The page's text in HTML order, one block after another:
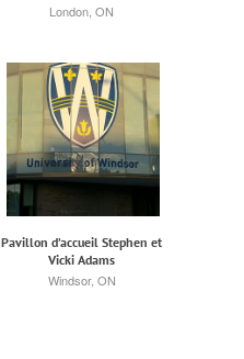
London, ON
Pavillon d’accueil Stephen et
Vicki Adams
Windsor, ON